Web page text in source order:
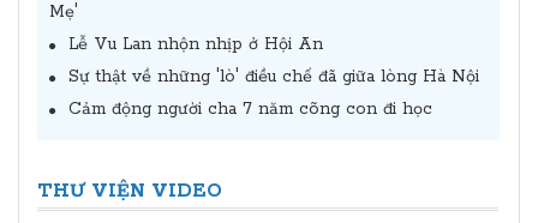
Mẹ'
Lễ Vu Lan nhộn nhịp ở Hội An
Sự thật về những 'lò' điều chế đã giữa lòng Hà Nội
Cảm động người cha 7 năm cõng con đi học
THƯ VIỆN VIDEO